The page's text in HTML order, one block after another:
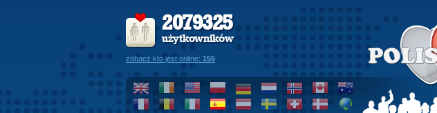
2079325
użytkowników
zobacz kto jest online: 155